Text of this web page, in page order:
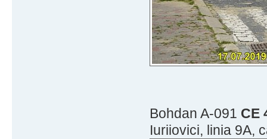
Bohdan A-091 CE
Iuriiovici, linia 9A,